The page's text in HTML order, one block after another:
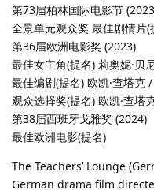
第73届柏林国际电影节
全景单元观众奖 最佳剧情片(
第36届欧洲电影奖 (2023)
最佳女主角(提名) 莉奥妮·贝
最佳编剧(提名) 欧凯·查塔克
观众选择奖(提名) 欧凯·查塔
第38届西班牙戈雅奖 (2024)
最佳欧洲电影(提名)
The Teachers’ Lounge
German drama film